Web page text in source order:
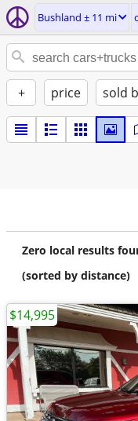
Bushland ± 11 mi
+ price sold
Zero local results
(sorted by distance)
$14,995